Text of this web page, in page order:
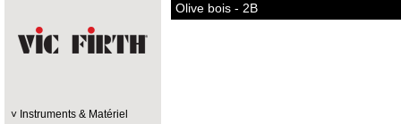
Instruments & Matériel
Olive bois - 2B